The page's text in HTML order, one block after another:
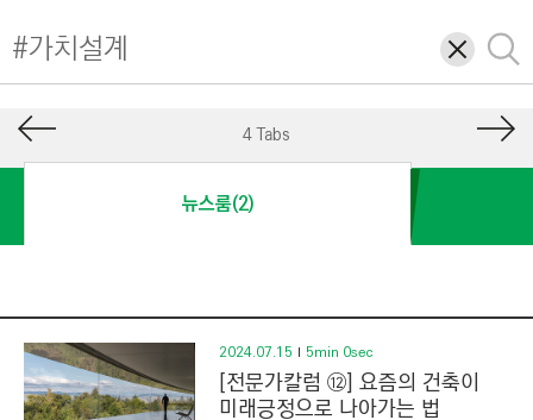
I
N
O
S
삭
제
검
색
4 Tabs
뉴스룸(2)
2024.07.15 5min 0sec
[전문가칼럼 ⑫] 요즘의 건축이
미래긍정으로 나아가는 법